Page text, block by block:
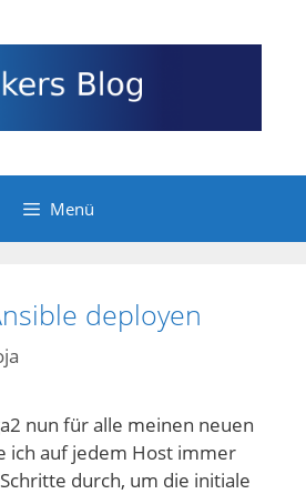
Menü
deployen
nun für alle meinen neuen
ich auf jedem Host immer
durch, um die initiale